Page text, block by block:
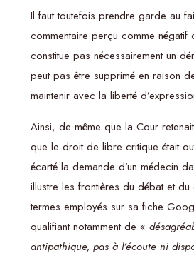
Il faut toutefois prendre garde au
commentaire perçu comme négatif
constitue pas nécessairement un
peut pas être supprimé en raison
maintenir avec la liberté
Ainsi, de même que la Cour
que le droit de libre critique était
écarté la demande d’un médecin
illustre les frontières du débat et du
termes employés sur sa fiche
qualifiant notamment de «
antipathique, pas à l’écoute ni